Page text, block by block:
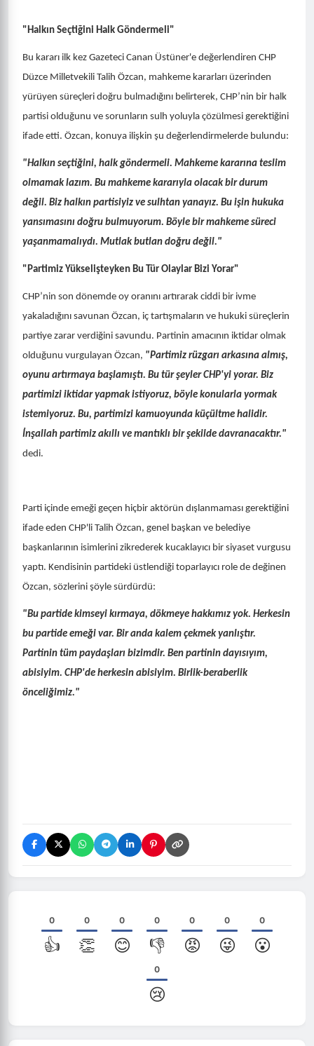
"Halkın Seçtiğini Halk Göndermeli"
Bu kararı ilk kez Gazeteci Canan Üstüner'e değerlendiren CHP
Düzce Milletvekili Talih Özcan, mahkeme kararları üzerinden
yürüyen süreçleri doğru bulmadığını belirterek, CHP’nin bir halk
partisi olduğunu ve sorunların sulh yoluyla çözülmesi gerektiğini
ifade etti. Özcan, konuya ilişkin şu değerlendirmelerde bulundu:
​"Halkın seçtiğini, halk göndermeli. Mahkeme kararına teslim
olmamak lazım. Bu mahkeme kararıyla olacak bir durum
değil. Biz halkın partisiyiz ve sulhtan yanayız. Bu işin hukuka
yansımasını doğru bulmuyorum. Böyle bir mahkeme süreci
yaşanmamalıydı. Mutlak butlan doğru değil."
​"Partimiz Yükselişteyken Bu Tür Olaylar Bizi Yorar"
​CHP’nin son dönemde oy oranını artırarak ciddi bir ivme
yakaladığını savunan Özcan, iç tartışmaların ve hukuki süreçlerin
partiye zarar verdiğini savundu. Partinin amacının iktidar olmak
olduğunu vurgulayan Özcan, "Partimiz rüzgarı arkasına almış,
oyunu artırmaya başlamıştı. Bu tür şeyler CHP'yi yorar. Biz
partimizi iktidar yapmak istiyoruz, böyle konularla yormak
istemiyoruz. Bu, partimizi kamuoyunda küçültme halidir.
İnşallah partimiz akıllı ve mantıklı bir şekilde davranacaktır."
dedi.
​Parti içinde emeği geçen hiçbir aktörün dışlanmaması gerektiğini
ifade eden CHP'li Talih Özcan, genel başkan ve belediye
başkanlarının isimlerini zikrederek kucaklayıcı bir siyaset vurgusu
yaptı. Kendisinin partideki üstlendiği toparlayıcı role de değinen
Özcan, sözlerini şöyle sürdürdü:
"Bu partide kimseyi kırmaya, dökmeye hakkımız yok. Herkesin
bu partide emeği var. Bir anda kalem çekmek yanlıştır.
Partinin tüm paydaşları bizimdir. Ben partinin dayısıyım,
abisiyim. CHP'de herkesin abisiyim. Birlik-beraberlik
önceliğimiz."
0
👍
0
👏
0
😊
0
👎
0
😡
0
😜
0
😮
0
😢